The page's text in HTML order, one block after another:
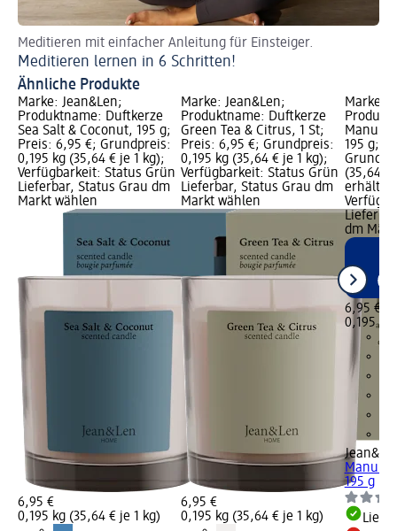
Meditieren mit einfacher Anleitung für Einsteiger.
Meditieren lernen in 6 Schritten!
Ähnliche Produkte
Marke: Jean&Len;
Produktname: Duftkerze
Sea Salt & Coconut, 195 g;
Preis: 6,95 €; Grundpreis:
0,195 kg (35,64 € je 1 kg);
Verfügbarkeit: Status Grün
Lieferbar, Status Grau dm
Markt wählen
6,95 €
0,195 kg (35,64 € je 1 kg)
Marke: Jean&Len;
Produktname: Duftkerze
Green Tea & Citrus, 1 St;
Preis: 6,95 €; Grundpreis:
0,195 kg (35,64 € je 1 kg);
Verfügbarkeit: Status Grün
Lieferbar, Status Grau dm
Markt wählen
6,95 €
0,195 kg (35,64 € je 1 kg)
Marke:
Manuka
195 g;
(35,64 €
dm
6,95 €
0,195 kg
Manuka
195 g